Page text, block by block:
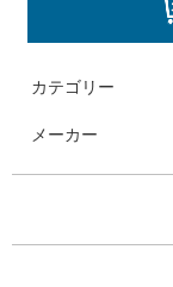
カテゴリー
メーカー